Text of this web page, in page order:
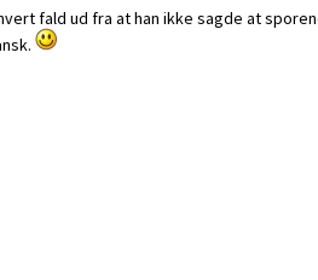
fald ud fra at han ikke sagde at